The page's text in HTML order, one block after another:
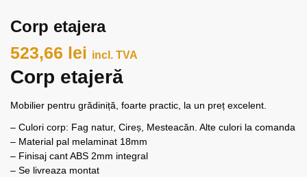
Corp etajera
523,66 lei incl. TVA
Corp etajeră
Mobilier pentru grădiniță, foarte practic, la un preț excelent.
– Culori corp: Fag natur, Cireș, Mesteacăn. Alte culori la comanda
– Material pal melaminat 18mm
– Finisaj cant ABS 2mm integral
– Se livreaza montat